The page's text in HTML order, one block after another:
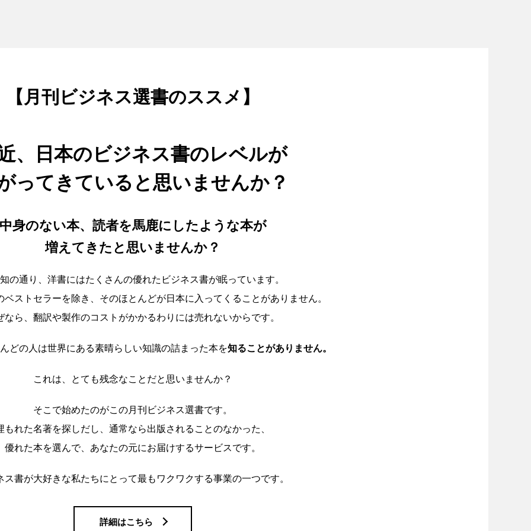
【月刊ビジネス選書のススメ】
、日本のビジネス書のレベルが
ってきていると思いませんか？
身のない本、読者を馬鹿にしたような本が
増えてきたと思いませんか？
の通り、洋書にはたくさんの優れたビジネス書が眠っています。
ベストセラーを除き、そのほとんどが日本に入ってくることがありません。
なら、翻訳や製作のコストがかかるわりには売れないからです。
どの人は世界にある素晴らしい知識の詰まった本を知ることがありません。
これは、とても残念なことだと思いませんか？
そこで始めたのがこの月刊ビジネス選書です。
もれた名著を探しだし、通常なら出版されることのなかった、
優れた本を選んで、あなたの元にお届けするサービスです。
ス書が大好きな私たちにとって最もワクワクする事業の一つです。
詳細はこちら